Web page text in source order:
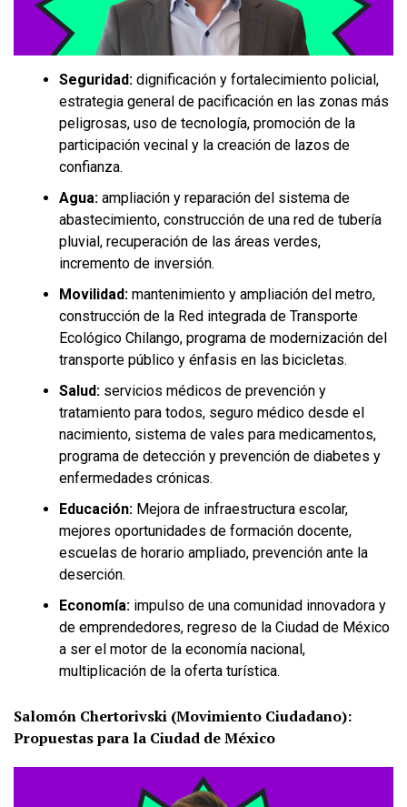
Seguridad: dignificación y fortalecimiento policial,
estrategia general de pacificación en las zonas más
peligrosas, uso de tecnología, promoción de la
participación vecinal y la creación de lazos de
confianza.
Agua: ampliación y reparación del sistema de
abastecimiento, construcción de una red de tubería
pluvial, recuperación de las áreas verdes,
incremento de inversión.
Movilidad: mantenimiento y ampliación del metro,
construcción de la Red integrada de Transporte
Ecológico Chilango, programa de modernización del
transporte público y énfasis en las bicicletas.
Salud: servicios médicos de prevención y
tratamiento para todos, seguro médico desde el
nacimiento, sistema de vales para medicamentos,
programa de detección y prevención de diabetes y
enfermedades crónicas.
Educación: Mejora de infraestructura escolar,
mejores oportunidades de formación docente,
escuelas de horario ampliado, prevención ante la
deserción.
Economía: impulso de una comunidad innovadora y
de emprendedores, regreso de la Ciudad de México
a ser el motor de la economía nacional,
multiplicación de la oferta turística.
Salomón Chertorivski (Movimiento Ciudadano):
Propuestas para la Ciudad de México